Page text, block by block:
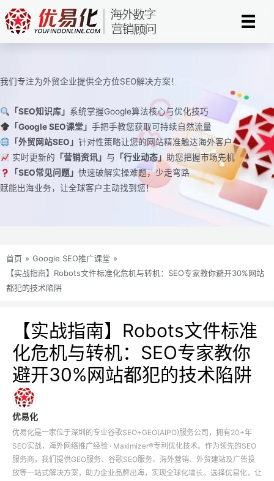
至
我们专注为外贸企业提供全方位SEO解决方案！
「SEO知识库」 系统掌握Google算法核心与优化技巧
「Google SEO课堂」 手把手教您获取可持续自然流量
「外贸网站SEO」 针对性策略让您的网站精准触达海外客户
实时更新的 「营销资讯」 与 「行业动态」 助您把握市场先机
「SEO常见问题」 快速破解实操难题，少走弯路
赋能出海业务，让全球客户主动找到您！
首页 » Google SEO推广课堂 »
【实战指南】Robots文件标准化危机与转机：SEO专家教你避开30%网站
都犯的技术陷阱
【实战指南】Robots文件标准
化危机与转机：SEO专家教你
避开30%网站都犯的技术陷阱
优易化
优易化是一家位于深圳的专业谷歌SEO+GEO(AIPO)服务公司，拥有20+年
SEO实战，海外网络推广经验 · Maximizer®专利优化技术。作为领先的SEO
服务商，我们提供GEO服务、谷歌SEO服务、海外营销、外贸建站及广告投
放等一站式解决方案，助力企业品牌出海，实现全球化增长。选择优易化，让